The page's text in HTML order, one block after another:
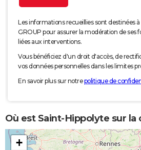
Les informations recueillies sont destinées
GROUP pour assurer la modération de ses
liées aux interventions.
Vous bénéficiez d'un droit d'accès, de
vos données personnelles dans les limites
En savoir plus sur notrepolitique de
Où est Saint-Hippolyte sur la
+